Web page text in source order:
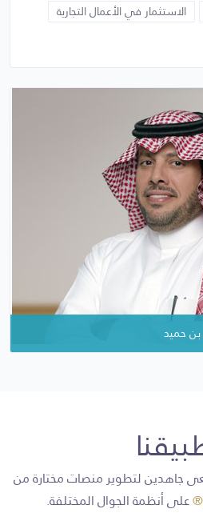
الاستثمار في الأعمال التجارية
حميد
جاهدين لتطوير منصات مختارة من
على أنظمة الجوال المختلفة.